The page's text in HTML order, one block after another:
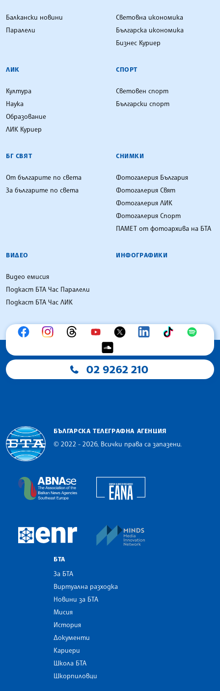
Балкански новини
Паралели
Световна икономика
Българска икономика
Бизнес Куриер
ЛИК
Култура
Наука
Образование
ЛИК Куриер
СПОРТ
Световен спорт
Български спорт
БГ СВЯТ
От българите по света
За българите по света
СНИМКИ
Фотогалерия България
Фотогалерия Свят
Фотогалерия ЛИК
Фотогалерия Спорт
ПАМЕТ от фотоархива на БТА
ВИДЕО
Видео емисия
Подкаст БТА Час Паралели
Подкаст БТА Час ЛИК
ИНФОГРАФИКИ
02 9262 210
БЪЛГАРСКА ТЕЛЕГРАФНА АГЕНЦИЯ
© 2022 - 2026, Всички права са запазени.
The Assocoation of the Balkan News Agencies
European Newsroom
БТА
За БТА
Виртуална разходка
Новини за БТА
Мисия
История
Документи
Кариери
Школа БТА
Шкорпиловци